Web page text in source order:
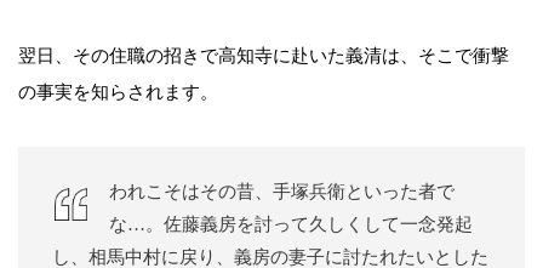
翌日、その住職の招きで高知寺に赴いた義清は、そこで衝撃
の事実を知らされます。
われこそはその昔、手塚兵衛といった者で
な…。佐藤義房を討って久しくして一念発起
し、相馬中村に戻り、義房の妻子に討たれたいとした